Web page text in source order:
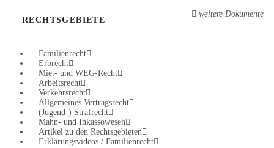
weitere Dokumente
RECHTSGEBIETE
Familienrecht
Erbrecht
Miet- und WEG-Recht
Arbeitsrecht
Verkehrsrecht
Allgemeines Vertragsrecht
(Jugend-) Strafrecht
Mahn- und Inkassowesen
Artikel zu den Rechtsgebieten
Erklärungsvideos / Familienrecht